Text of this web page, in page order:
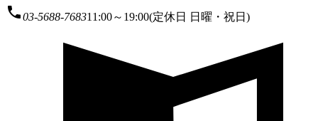
local_phone03-5688-768311:00～19:00(定休日 日曜・祝日)